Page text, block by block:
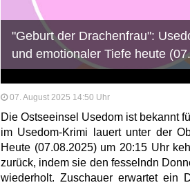
"Geburt der Drachenfrau":
und emotionaler Tiefe heute
07. August 2025 14:50 Uhr
Die Ostseeinsel Usedom ist bekannt
im Usedom-Krimi lauert unter der
Heute (07.08.2025) um 20:15 Uhr
zurück, indem sie den fesselndn
wiederholt. Zuschauer erwartet ein